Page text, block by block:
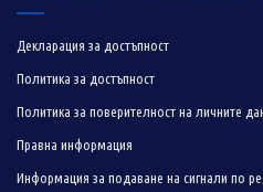
Декларация за достъпност
Политика за достъпност
Политика за поверителност на личните
Правна информация
Информация за подаване на сигнали по